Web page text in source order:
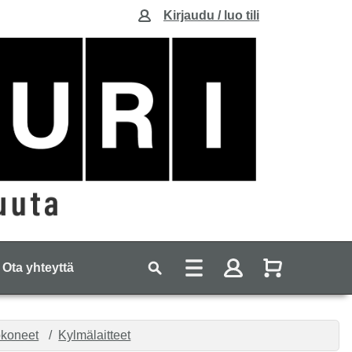
Kirjaudu / luo tili
Ota yhteyttä
Kylmälaitteet